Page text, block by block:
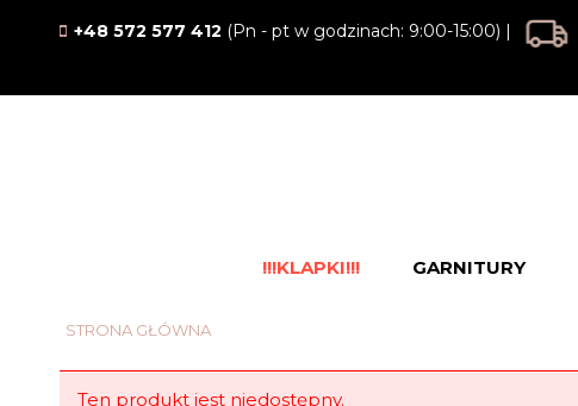
+48 572 577 412 (Pn - pt w godzinach: 9:00-15:00) |
!!!KLAPKI!!! GARNITURY
STRONA GŁÓWNA
Ten produkt jest niedostępny.